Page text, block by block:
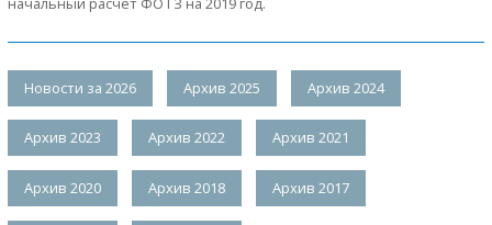
Новости за 2026 Архив 2025 Архив 2024
Архив 2023 Архив 2022 Архив 2021
Архив 2020 Архив 2018 Архив 2017